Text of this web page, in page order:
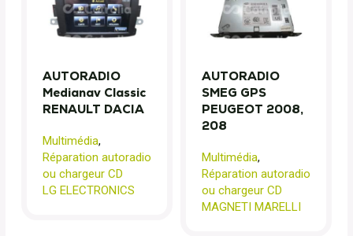
AUTORADIO
Medianav Classic
RENAULT DACIA
Multimédia,
Réparation autoradio
ou chargeur CD
LG ELECTRONICS
AUTORADIO
SMEG GPS
PEUGEOT 2008,
208
Multimédia,
Réparation autoradio
ou chargeur CD
MAGNETI MARELLI